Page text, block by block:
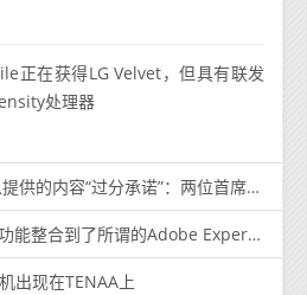
正在获得LG Velvet，但具有联发
处理器
的内容“过分承诺”：两位首席执行官
合到了所谓的Adobe Experience Cloud中
出现在TENAA上